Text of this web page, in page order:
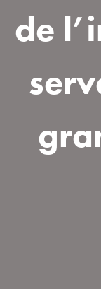
de